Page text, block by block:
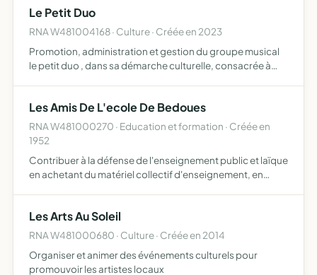
transmettre
Le Petit Duo
RNA W481004168 · Culture · Créée en 2023
Promotion, administration et gestion du groupe musical
le petit duo , dans sa démarche culturelle, consacrée à
Les Amis De L'ecole De Bedoues
RNA W481000270 · Education et formation · Créée en
1952
Contribuer à la défense de l'enseignement public et laïque
en achetant du matériel collectif d'enseignement, en
Les Arts Au Soleil
RNA W481000680 · Culture · Créée en 2014
Organiser et animer des événements culturels pour
promouvoir les artistes locaux